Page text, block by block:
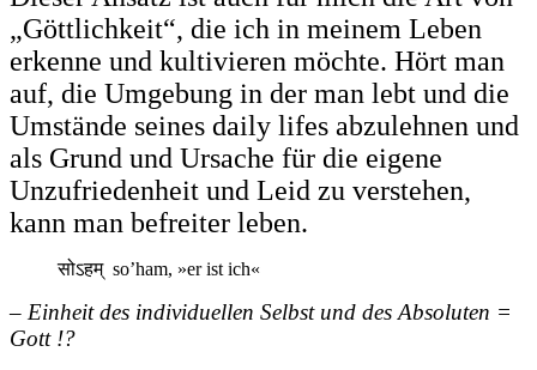
„Göttlichkeit“, die ich in meinem Leben
erkenne und kultivieren möchte. Hört man
auf, die Umgebung in der man lebt und die
Umstände seines daily lifes abzulehnen und
als Grund und Ursache für die eigene
Unzufriedenheit und Leid zu verstehen,
kann man befreiter leben.
सोऽहम् so’ham, »er ist ich«
– Einheit des individuellen Selbst und des Absoluten =
Gott !?